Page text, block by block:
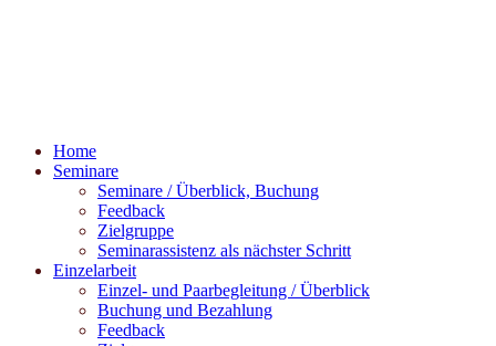
Home
Seminare
Seminare / Überblick, Buchung
Feedback
Zielgruppe
Seminarassistenz als nächster Schritt
Einzelarbeit
Einzel- und Paarbegleitung / Überblick
Buchung und Bezahlung
Feedback